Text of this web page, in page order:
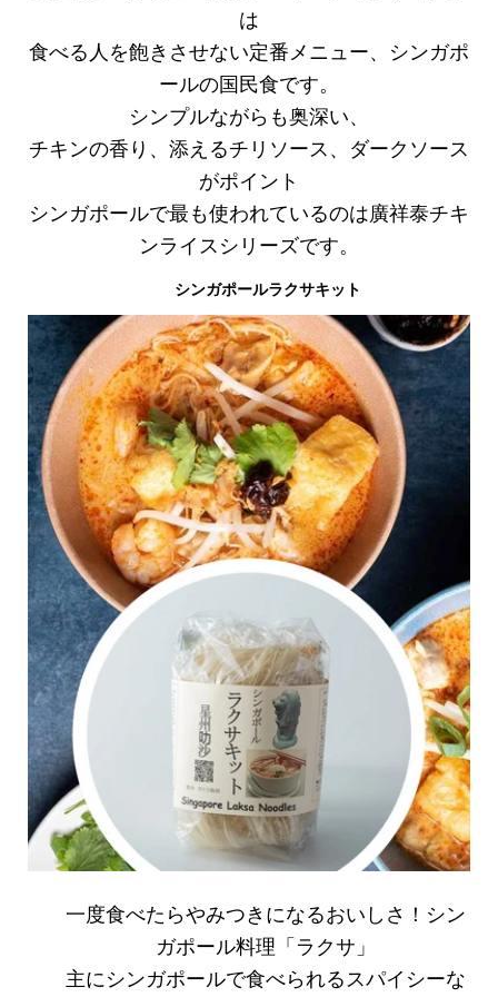
は
食べる人を飽きさせない定番メニュー、シンガポ
ールの国民食です。
シンプルながらも奥深い、
チキンの香り、添えるチリソース、ダークソース
がポイント
シンガポールで最も使われているのは廣祥泰チキ
ンライスシリーズです。
シンガポールラクサキット
一度食べたらやみつきになるおいしさ！シン
ガポール料理「ラクサ」
主にシンガポールで食べられるスパイシーな